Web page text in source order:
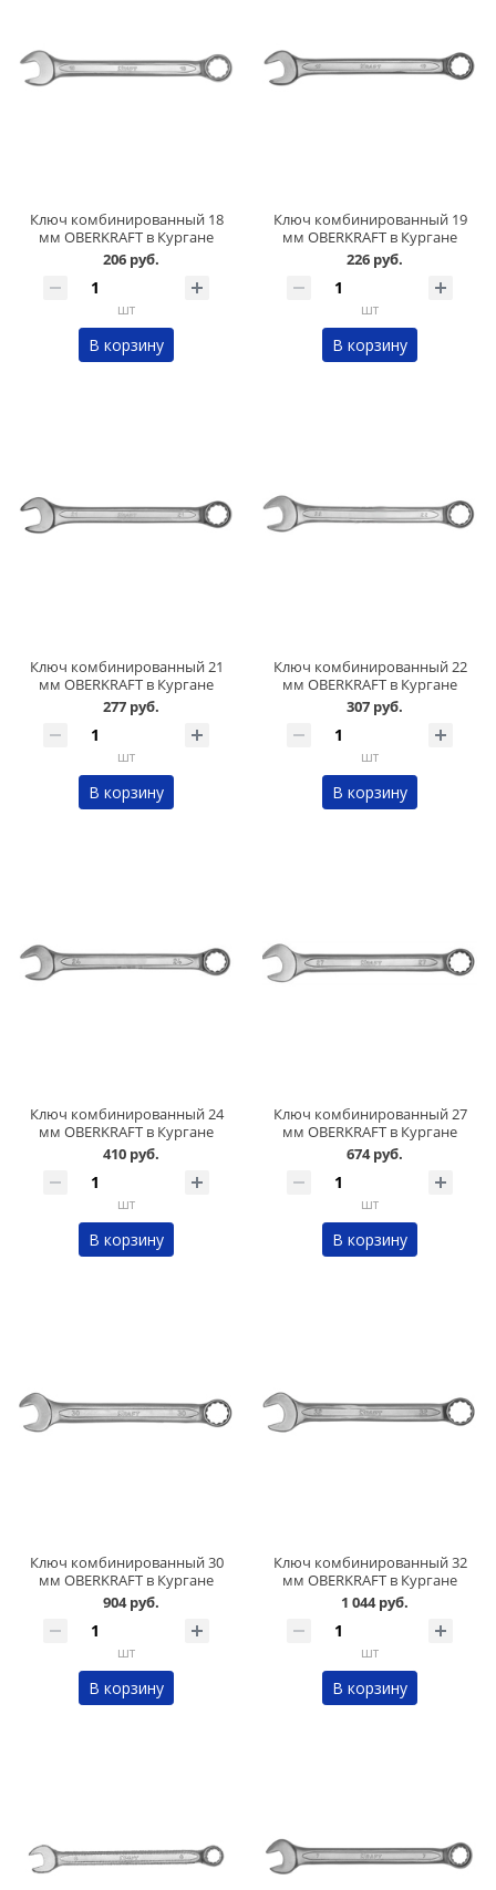
Ключ комбинированный 18
мм OBERKRAFT в Кургане
206 руб.
шт
В корзину
Ключ комбинированный 19
мм OBERKRAFT в Кургане
226 руб.
шт
В корзину
Ключ комбинированный 21
мм OBERKRAFT в Кургане
277 руб.
шт
В корзину
Ключ комбинированный 22
мм OBERKRAFT в Кургане
307 руб.
шт
В корзину
Ключ комбинированный 24
мм OBERKRAFT в Кургане
410 руб.
шт
В корзину
Ключ комбинированный 27
мм OBERKRAFT в Кургане
674 руб.
шт
В корзину
Ключ комбинированный 30
мм OBERKRAFT в Кургане
904 руб.
шт
В корзину
Ключ комбинированный 32
мм OBERKRAFT в Кургане
1 044 руб.
шт
В корзину